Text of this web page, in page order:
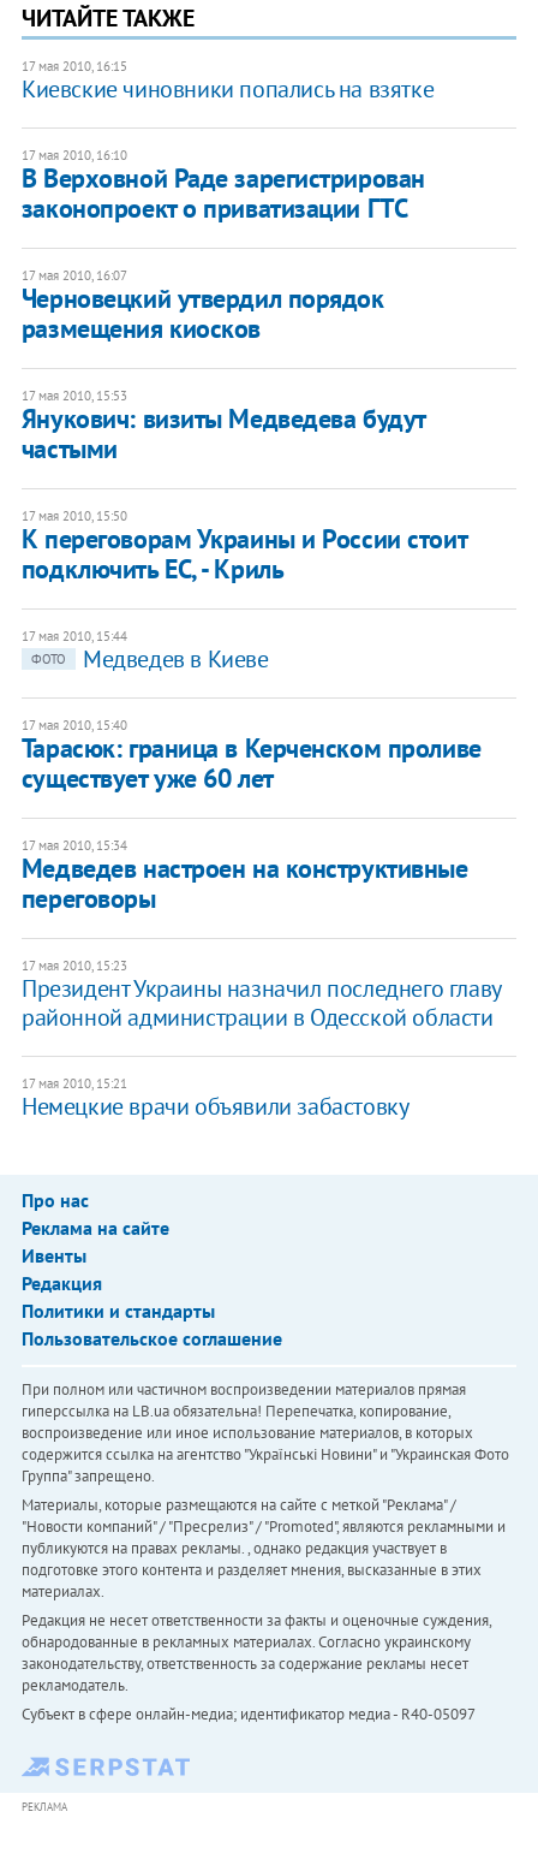
ЧИТАЙТЕ ТАКЖЕ
17 мая 2010, 16:15
Киевские чиновники попались на взятке
17 мая 2010, 16:10
В Верховной Раде зарегистрирован
законопроект о приватизации ГТС
17 мая 2010, 16:07
Черновецкий утвердил порядок
размещения киосков
17 мая 2010, 15:53
Янукович: визиты Медведева будут
частыми
17 мая 2010, 15:50
К переговорам Украины и России стоит
подключить ЕС, - Криль
17 мая 2010, 15:44
ФОТО
Медведев в Киеве
17 мая 2010, 15:40
Тарасюк: граница в Керченском проливе
существует уже 60 лет
17 мая 2010, 15:34
Медведев настроен на конструктивные
переговоры
17 мая 2010, 15:23
Президент Украины назначил последнего главу
районной администрации в Одесской области
17 мая 2010, 15:21
Немецкие врачи объявили забастовку
Про нас
Реклама на сайте
Ивенты
Редакция
Политики и стандарты
Пользовательское соглашение
При полном или частичном воспроизведении материалов прямая
гиперссылка на LB.ua обязательна! Перепечатка, копирование,
воспроизведение или иное использование материалов, в которых
содержится ссылка на агентство "Українськi Новини" и "Украинская Фото
Группа" запрещено.
Материалы, которые размещаются на сайте с меткой "Реклама" /
"Новости компаний" / "Пресрелиз" / "Promoted", являются рекламными и
публикуются на правах рекламы. , однако редакция участвует в
подготовке этого контента и разделяет мнения, высказанные в этих
материалах.
Редакция не несет ответственности за факты и оценочные суждения,
обнародованные в рекламных материалах. Согласно украинскому
законодательству, ответственность за содержание рекламы несет
рекламодатель.
Субъект в сфере онлайн-медиа; идентификатор медиа - R40-05097
РЕКЛАМА